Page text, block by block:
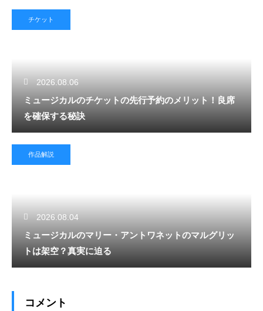
チケット
2026.08.06
ミュージカルのチケットの先行予約のメリット！良席
を確保する秘訣
作品解説
2026.08.04
ミュージカルのマリー・アントワネットのマルグリッ
トは架空？真実に迫る
コメント